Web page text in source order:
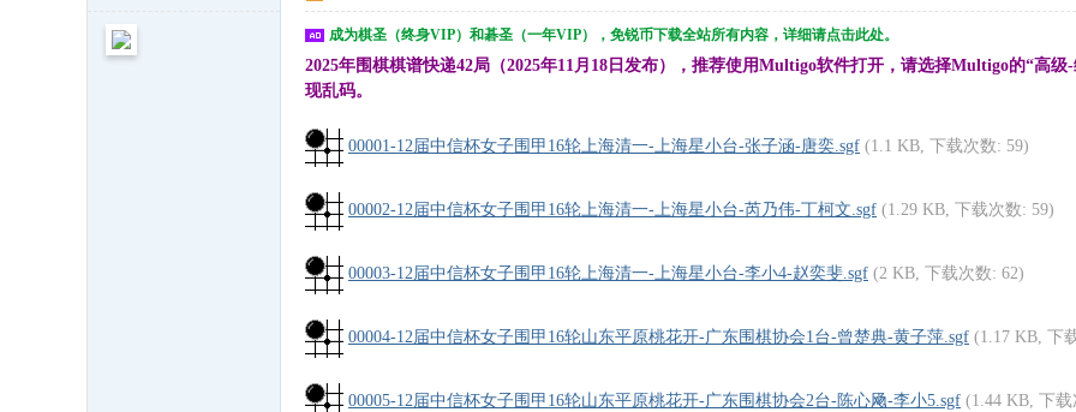
成为棋圣（终身VIP）和碁圣（一年VIP），免锐币下载全站所有内容，详细请点击此处。
2025年围棋棋谱快递42局（2025年11月18日发布），推荐使用Multigo软件打开，请选择Multigo的“高
现乱码。
00001-12届中信杯女子围甲16轮上海清一-上海星小台-张子涵-唐奕.sgf (1.1 KB, 下载次数: 59)
00002-12届中信杯女子围甲16轮上海清一-上海星小台-芮乃伟-丁柯文.sgf (1.29 KB, 下载次数: 59)
00003-12届中信杯女子围甲16轮上海清一-上海星小台-李小4-赵奕斐.sgf (2 KB, 下载次数: 62)
00004-12届中信杯女子围甲16轮山东平原桃花开-广东围棋协会1台-曾楚典-黄子萍.sgf (1.17 KB, 下
00005-12届中信杯女子围甲16轮山东平原桃花开-广东围棋协会2台-陈心飏-李小5.sgf (1.44 KB, 下